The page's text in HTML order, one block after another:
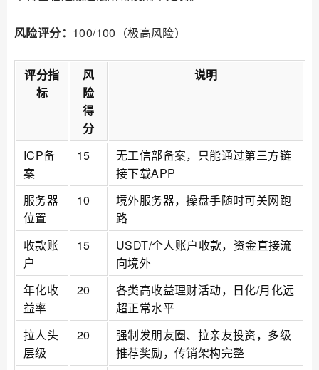
风险评分： 100/100（极高风险）
评分指
标
风
险
得
分
说明
ICP备
案
15
无工信部备案，只能通过第三方链
接下载APP
服务器
位置
10
境外服务器，操盘手随时可关网跑
路
收款账
户
15
USDT/个人账户收款，资金直接流
向境外
年化收
益率
20
各类高收益理财活动，日化/月化远
超正常水平
拉人头
层级
20
强制发朋友圈、拉亲友投资，多级
推荐奖励，传销架构完整